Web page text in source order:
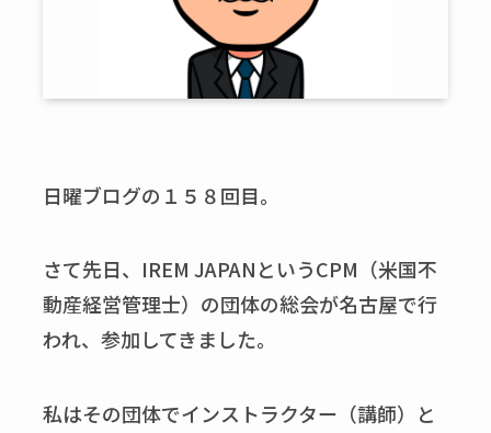
日曜ブログの１５８回目。
さて先日、IREM JAPANというCPM（米国不
動産経営管理士）の団体の総会が名古屋で行
われ、参加してきました。
私はその団体でインストラクター（講師）と